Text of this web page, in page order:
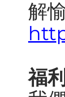
解
福